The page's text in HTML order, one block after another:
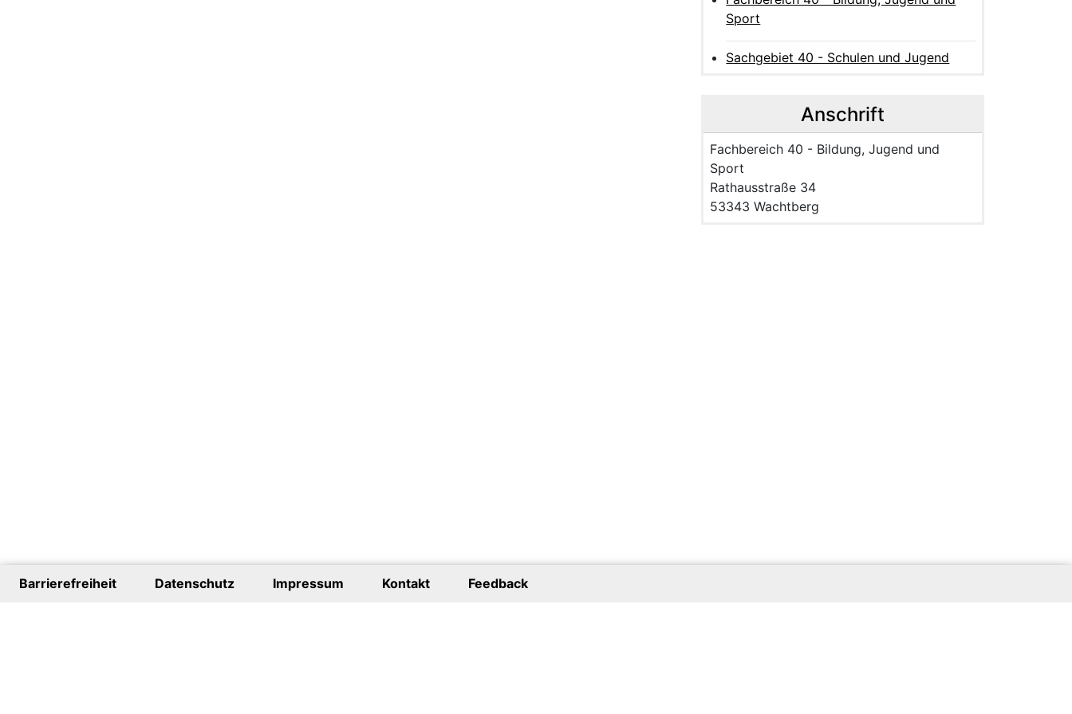
Sport
Sachgebiet 40 - Schulen und Jugend
Anschrift
Name der Einrichtung:
Fachbereich 40 - Bildung, Jugend und
Sport
Strasse und Hausnummer
Rathausstraße 34
PLZ und Ort
53343 Wachtberg
Barrierefreiheit Datenschutz Impressum Kontakt Feedback